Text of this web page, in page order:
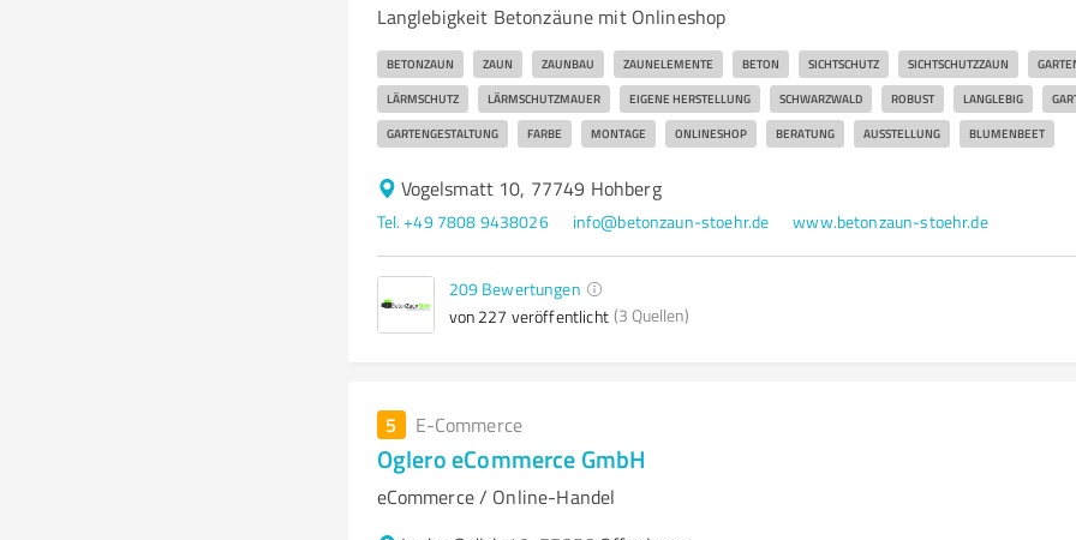
Langlebigkeit Betonzäune mit Onlineshop
BETONZAUN ZAUN ZAUNBAU ZAUNELEMENTE BETON SICHTSCHUTZ SICHTSCHUTZZAUN
LÄRMSCHUTZ LÄRMSCHUTZMAUER EIGENE HERSTELLUNG SCHWARZWALD ROBUST LANGLEBIG
GARTENGESTALTUNG FARBE MONTAGE ONLINESHOP BERATUNG AUSSTELLUNG BLUMENBEET
Vogelsmatt 10, 77749 Hohberg
Tel. +49 7808 9438026 info@betonzaun-stoehr.de www.betonzaun-stoehr.de
209 Bewertungen
von 227 veröffentlicht (3 Quellen)
5 E-Commerce
Oglero eCommerce GmbH
eCommerce / Online-Handel